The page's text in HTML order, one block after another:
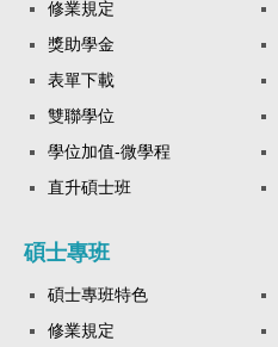
修業規定
獎助學金
表單下載
雙聯學位
學位加值-微學程
直升碩士班
碩士專班
碩士專班特色
修業規定